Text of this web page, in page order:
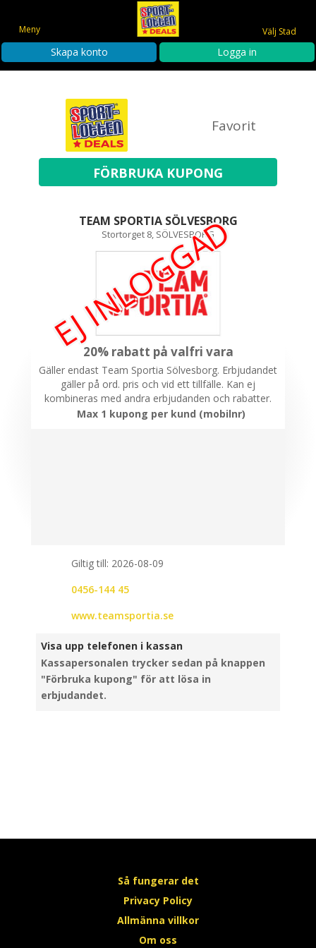
Meny Välj Stad
Skapa konto Logga in
Favorit
TEAM SPORTIA SÖLVESBORG
Stortorget 8, SÖLVESBORG
EJ INLOGGAD
20% rabatt på valfri vara
Gäller endast Team Sportia Sölvesborg. Erbjudandet
gäller på ord. pris och vid ett tillfälle. Kan ej
kombineras med andra erbjudanden och rabatter.
Max 1 kupong per kund (mobilnr)
Giltig till: 2026-08-09
0456-144 45
www.teamsportia.se
Visa upp telefonen i kassan
Kassapersonalen trycker sedan på knappen
"Förbruka kupong" för att lösa in
erbjudandet.
Så fungerar det
Privacy Policy
Allmänna villkor
Om oss